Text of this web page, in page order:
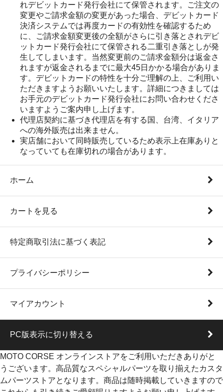
れデビットカード発行会社にて保管されます。ご注文の
変更やご請求金額の変更があった場合、デビットカード
決済システムでは再度カードの有効性を確認するため
に、ご請求金額変更後の全額がさらに引き落とされデビ
ットカード発行会社にて保管される二重引き落としが発
生してしまいます。当然変更前のご請求金額分は返金さ
れますが返金されるまでに最大45日かかる場合がありま
す。デビットカードの特性を十分ご理解の上、ご利用い
ただきますようお願いいたします。詳細につきましては
お手元のデビットカード発行会社にお問い合わせくださ
いますようご案内申し上げます。
代理店契約に基づき代理店を有する国、台湾、イタリア
への海外販売は出来ません。
実店舗において同時販売しているため表示上在庫ありと
なっていても在庫切れの場合があります。
ホーム
カートを見る
特定商取引法に基づく表記
プライバシーポリシー
マイアカウント
PC版表示に切り替える
MOTO CORSE オンラインストアをご利用いただきありがと
うございます。高品質なスペシャルパーツを取り揃えたカスタ
ムパーツストアとなります。商品は随時掲載していきますので